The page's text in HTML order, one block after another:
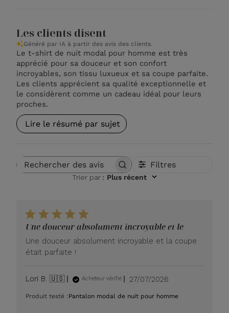
Les clients disent
Généré par IA à partir des avis des clients.
Le t-shirt de nuit modal pour homme est très
apprécié pour sa douceur et son confort
incroyables, son tissu luxueux et sa coupe parfaite.
Les clients apprécient sa qualité exceptionnelle et
le considèrent comme un cadeau idéal pour leurs
proches.
Lire le résumé par sujet
Rechercher des avis Filtres
Trier par : Plus récent
Une douceur absolument incroyable et le
Une douceur absolument incroyable et la coupe
était parfaite !
Lori B. 🇺🇸 Acheteur vérifié
Date
publication
27/07/2026
Produit testé :Pantalon modal de nuit pour homme